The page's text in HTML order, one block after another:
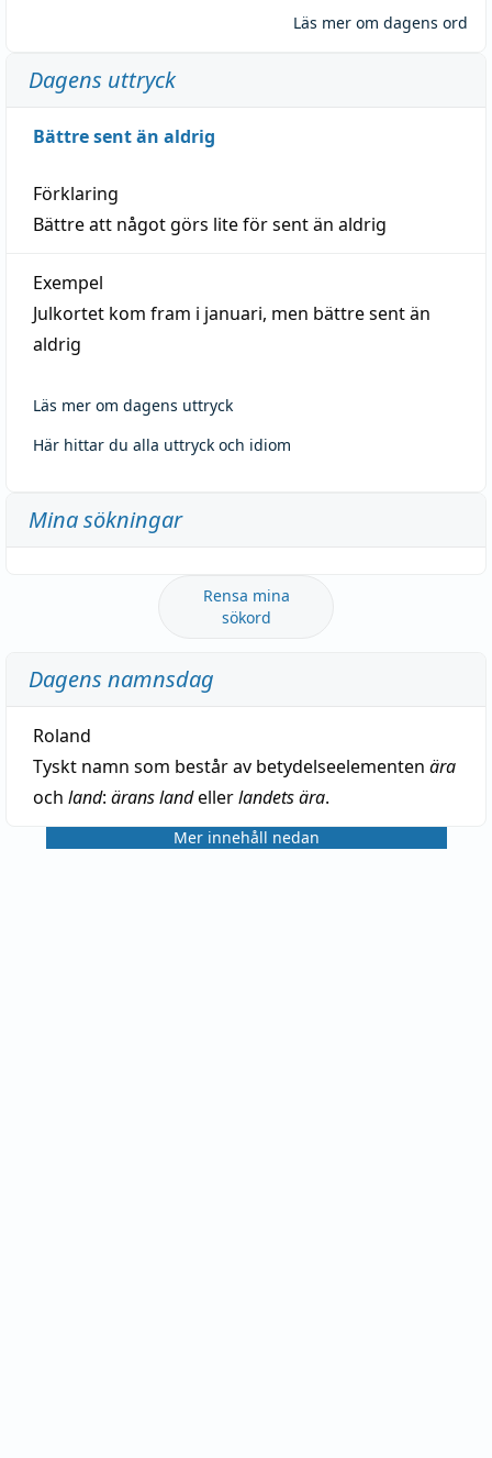
Läs mer om dagens ord
Dagens uttryck
Bättre sent än aldrig
Förklaring
Bättre att något görs lite för sent än aldrig
Exempel
Julkortet kom fram i januari, men bättre sent än
aldrig
Läs mer om dagens uttryck
Här hittar du alla uttryck och idiom
Mina sökningar
Rensa mina
sökord
Dagens namnsdag
Roland
Tyskt namn som består av betydelseelementen ära
och land: ärans landellerlandets ära.
Mer innehåll nedan